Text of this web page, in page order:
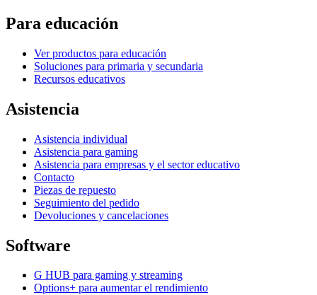
Para educación
Ver productos para educación
Soluciones para primaria y secundaria
Recursos educativos
Asistencia
Asistencia individual
Asistencia para gaming
Asistencia para empresas y el sector educativo
Contacto
Piezas de repuesto
Seguimiento del pedido
Devoluciones y cancelaciones
Software
G HUB para gaming y streaming
Options+ para aumentar el rendimiento